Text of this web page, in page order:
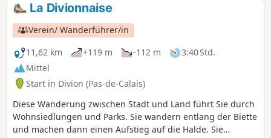
La Divionnaise
Verein/ Wanderführer/in
11,62 km
+119 m -112 m
3:40 Std.
Mittel
Start in Divion (Pas-de-Calais)
Diese Wanderung zwischen Stadt und Land führt Sie durch
Wohnsiedlungen und Parks. Sie wandern entlang der Biette
und machen dann einen Aufstieg auf die Halde. Sie